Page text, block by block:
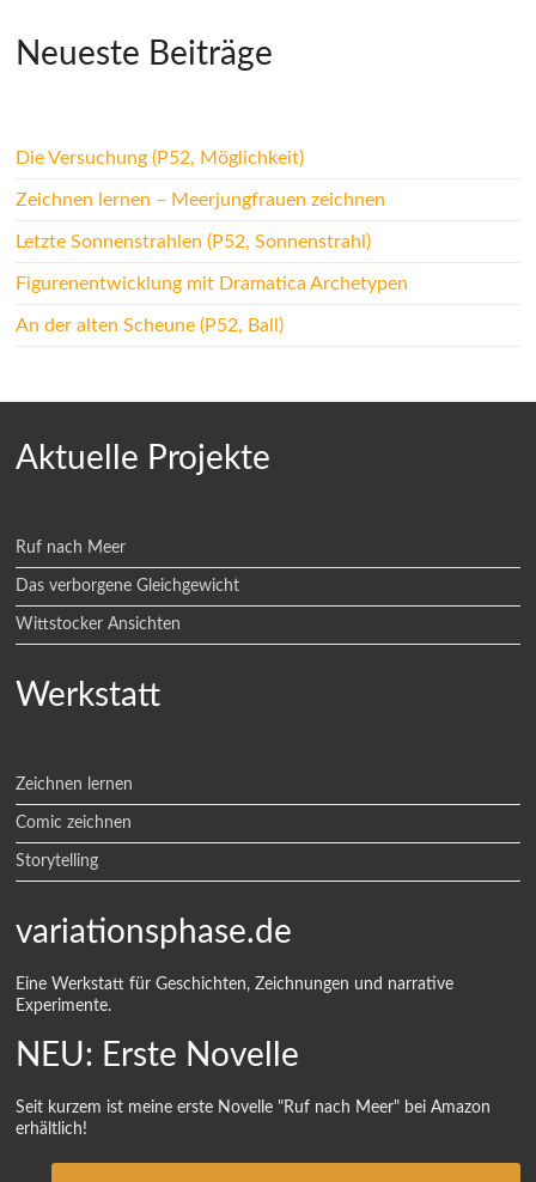
Neueste Beiträge
Die Versuchung (P52, Möglichkeit)
Zeichnen lernen – Meerjungfrauen zeichnen
Letzte Sonnenstrahlen (P52, Sonnenstrahl)
Figurenentwicklung mit Dramatica Archetypen
An der alten Scheune (P52, Ball)
Aktuelle Projekte
Ruf nach Meer
Das verborgene Gleichgewicht
Wittstocker Ansichten
Werkstatt
Zeichnen lernen
Comic zeichnen
Storytelling
variationsphase.de
Eine Werkstatt für Geschichten, Zeichnungen und narrative
Experimente.
NEU: Erste Novelle
Seit kurzem ist meine erste Novelle "Ruf nach Meer" bei Amazon
erhältlich!